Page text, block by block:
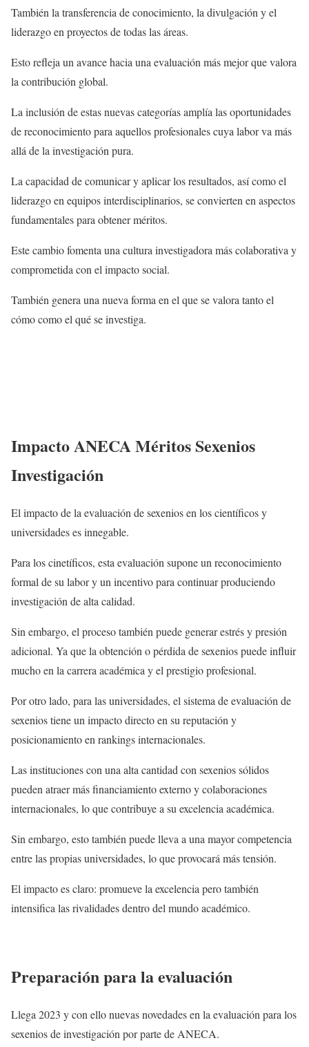
También la transferencia de conocimiento, la divulgación y el
liderazgo en proyectos de todas las áreas.
Esto refleja un avance hacia una evaluación más mejor que valora
la contribución global.
La inclusión de estas nuevas categorías amplía las oportunidades
de reconocimiento para aquellos profesionales cuya labor va más
allá de la investigación pura.
La capacidad de comunicar y aplicar los resultados, así como el
liderazgo en equipos interdisciplinarios, se convierten en aspectos
fundamentales para obtener méritos.
Este cambio fomenta una cultura investigadora más colaborativa y
comprometida con el impacto social.
También genera una nueva forma en el que se valora tanto el
cómo como el qué se investiga.
Impacto ANECA Méritos Sexenios
Investigación
El impacto de la evaluación de sexenios en los científicos y
universidades es innegable.
Para los cinetíficos, esta evaluación supone un reconocimiento
formal de su labor y un incentivo para continuar produciendo
investigación de alta calidad.
Sin embargo, el proceso también puede generar estrés y presión
adicional. Ya que la obtención o pérdida de sexenios puede influir
mucho en la carrera académica y el prestigio profesional.
Por otro lado, para las universidades, el sistema de evaluación de
sexenios tiene un impacto directo en su reputación y
posicionamiento en rankings internacionales.
Las instituciones con una alta cantidad con sexenios sólidos
pueden atraer más financiamiento externo y colaboraciones
internacionales, lo que contribuye a su excelencia académica.
Sin embargo, esto también puede lleva a una mayor competencia
entre las propias universidades, lo que provocará más tensión.
El impacto es claro: promueve la excelencia pero también
intensifica las rivalidades dentro del mundo académico.
Preparación para la evaluación
Llega 2023 y con ello nuevas novedades en la evaluación para los
sexenios de investigación por parte de ANECA.